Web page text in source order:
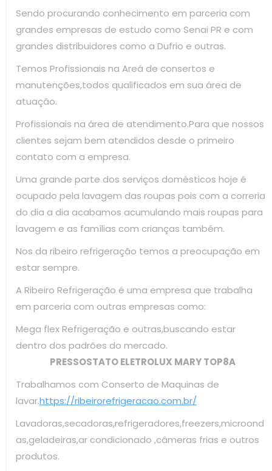
Sendo procurando conhecimento em parceria com
grandes empresas de estudo como Senai PR e com
grandes distribuidores como a Dufrio e outras.
Temos Profissionais na Areá de consertos e
manutenções,todos qualificados em sua área de
atuação.
Profissionais na área de atendimento.Para que nossos
clientes sejam bem atendidos desde o primeiro
contato com a empresa.
Uma grande parte dos serviços domésticos hoje é
ocupado pela lavagem das roupas pois com a correria
do dia a dia acabamos acumulando mais roupas para
lavagem e as famílias com crianças também.
Nos da ribeiro refrigeração temos a preocupação em
estar sempre.
A Ribeiro Refrigeração é uma empresa que trabalha
em parceria com outras empresas como:
Mega flex Refrigeração e outras,buscando estar
dentro dos padrões do mercado.
PRESSOSTATO ELETROLUX MARY TOP8A
Trabalhamos com Conserto de Maquinas de
lavar.https://ribeirorefrigeracao.com.br/
Lavadoras,secadoras,refrigeradores,freezers,microond
as,geladeiras,ar condicionado ,câmeras frias e outros
produtos.